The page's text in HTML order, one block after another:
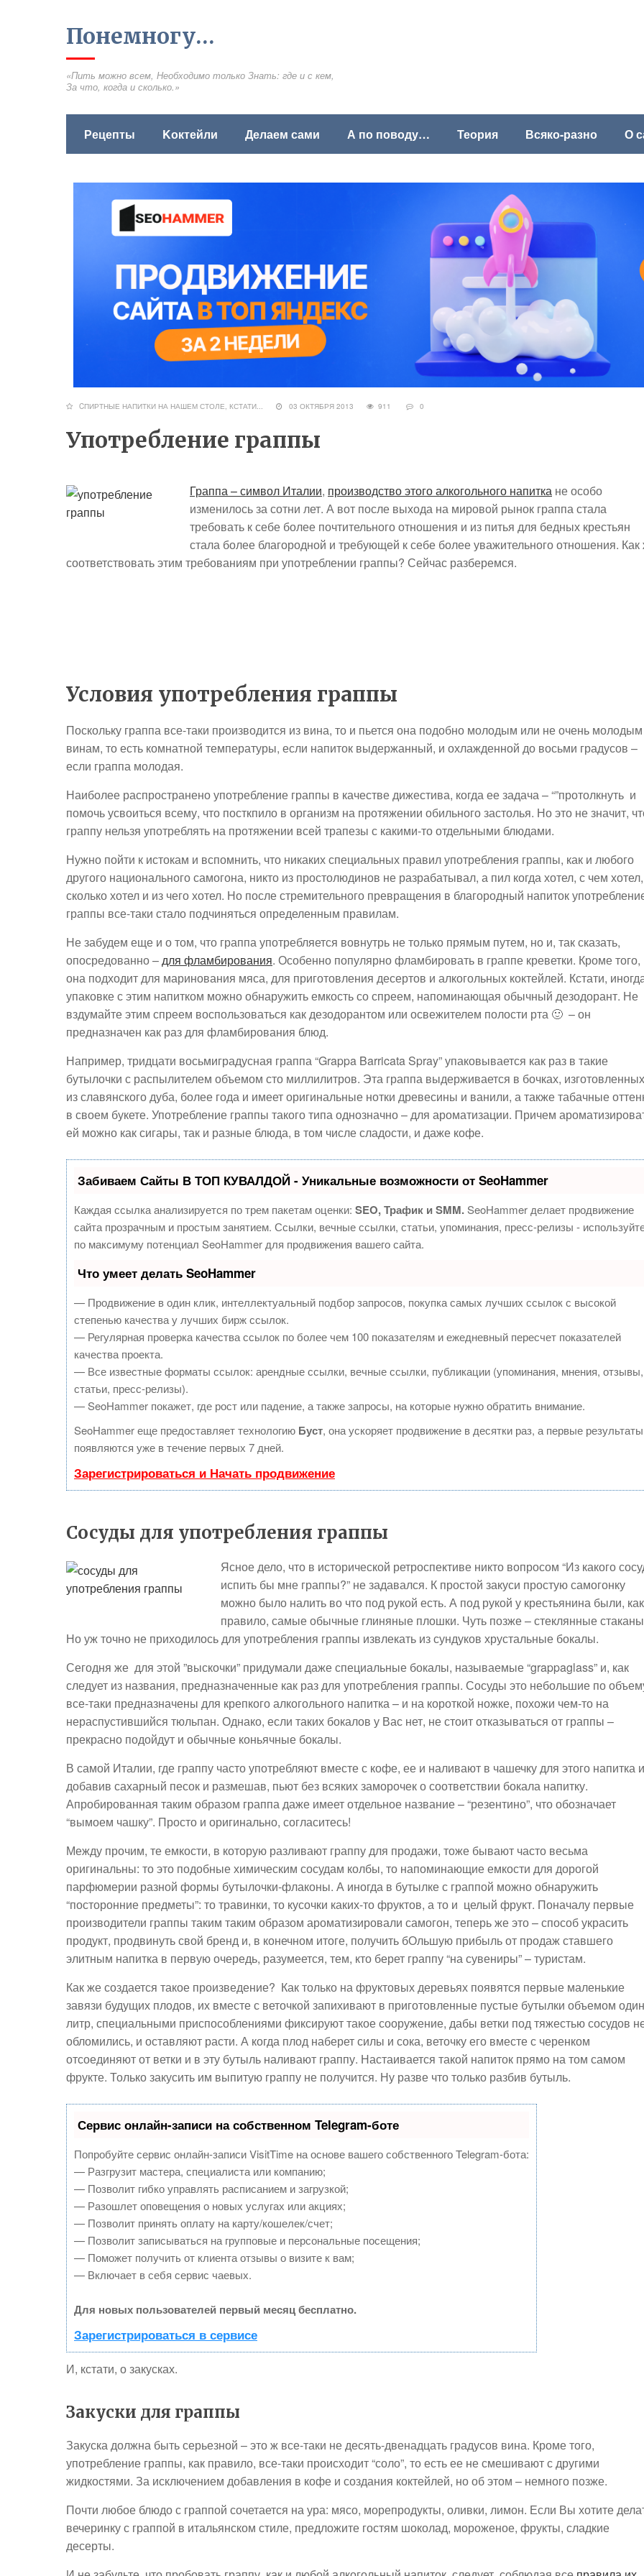
Понемногу…
«Пить можно всем, Необходимо только Знать: где и с кем,
За что, когда и сколько.»
Рецепты Kоктейли Делаем сами А по поводу… Теория Всяко-разно О
CПИРТНЫЕ НАПИТКИ НА НАШЕМ СТОЛЕ, КСТАТИ... 03 ОКТЯБРЯ 2013 911 0
Употребление граппы
Граппа – символ Италии, производство этого алкогольного напитка не особо
изменилось за сотни лет. А вот после выхода на мировой рынок граппа стала
требовать к себе более почтительного отношения и из питья для бедных крестьян
стала более благородной и требующей к себе более уважительного отношения.
соответствовать этим требованиям при употреблении граппы? Сейчас разберемся.
Условия употребления граппы
Поскольку граппа все-таки производится из вина, то и пьется она подобно молодым или не очень молодым
винам, то есть комнатной температуры, если напиток выдержанный, и охлажденной до восьми градусов –
если граппа молодая.
Наиболее распространено употребление граппы в качестве дижестива, когда ее задача – “”протолкнуть и
помочь усвоиться всему, что посткпило в организм на протяжении обильного застолья. Но это не значит,
граппу нельзя употреблять на протяжении всей трапезы с какими-то отдельными блюдами.
Нужно пойти к истокам и вспомнить, что никаких специальных правил употребления граппы, как и любого
другого национального самогона, никто из простолюдинов не разрабатывал, а пил когда хотел, с чем хотел,
сколько хотел и из чего хотел. Но после стремительного превращения в благородный напиток
граппы все-таки стало подчиняться определенным правилам.
Не забудем еще и о том, что граппа употребляется вовнутрь не только прямым путем, но и, так сказать,
опосредованно –для фламбирования. Особенно популярно фламбировать в граппе креветки. Кроме того,
она подходит для маринования мяса, для приготовления десертов и алкогольных коктейлей. Кстати,
упаковке с этим напитком можно обнаружить емкость со спреем, напоминающая обычный дезодорант. Не
вздумайте этим спреем воспользоваться как дезодорантом или освежителем полости рта 🙂 – он
предназначен как раз для фламбирования блюд.
Например, тридцати восьмиградусная граппа “Grappa Barricata Spray” упаковывается как раз в такие
бутылочки с распылителем объемом сто миллилитров. Эта граппа выдерживается в бочках, изготовленных
из славянского дуба, более года и имеет оригинальные нотки древесины и ванили, а также табачные
в своем букете. Употребление граппы такого типа однозначно – для ароматизации. Причем
ей можно как сигары, так и разные блюда, в том числе сладости, и даже кофе.
Забиваем Сайты В ТОП КУВАЛДОЙ - Уникальные возможности от SeoHammer
Каждая ссылка анализируется по трем пакетам оценки: SEO, Трафик и SMM.SeoHammer делает продвижение
сайта прозрачным и простым занятием. Ссылки, вечные ссылки, статьи, упоминания, пресс-релизы -
по максимуму потенциал SeoHammer для продвижения вашего сайта.
Что умеет делать SeoHammer
— Продвижение в один клик, интеллектуальный подбор запросов, покупка самых лучших ссылок с высокой
степенью качества у лучших бирж ссылок.
— Регулярная проверка качества ссылок по более чем 100 показателям и ежедневный пересчет показателей
качества проекта.
— Все известные форматы ссылок: арендные ссылки, вечные ссылки, публикации (упоминания, мнения, отзывы,
статьи, пресс-релизы).
— SeoHammer покажет, где рост или падение, а также запросы, на которые нужно обратить внимание.
SeoHammer еще предоставляет технологию Буст, она ускоряет продвижение в десятки раз, а первые результаты
появляются уже в течение первых 7 дней.
Зарегистрироваться и Начать продвижение
Сосуды для употребления граппы
Ясное дело, что в исторической ретроспективе никто вопросом “Из какого
испить бы мне граппы?” не задавался. К простой закуси простую самогонку
можно было налить во что под рукой есть. А под рукой у крестьянина были, как
правило, самые обычные глиняные плошки. Чуть позже – стеклянные
Но уж точно не приходилось для употребления граппы извлекать из сундуков хрустальные бокалы.
Сегодня же для этой ”выскочки” придумали даже специальные бокалы, называемые “grappaglass” и, как
следует из названия, предназначенные как раз для употребления граппы. Сосуды это небольшие по
все-таки предназначены для крепкого алкогольного напитка – и на короткой ножке, похожи чем-то на
нераспустившийся тюльпан. Однако, если таких бокалов у Вас нет, не стоит отказываться от граппы –
прекрасно подойдут и обычные коньячные бокалы.
В самой Италии, где граппу часто употребляют вместе с кофе, ее и наливают в чашечку для этого напитка
добавив сахарный песок и размешав, пьют без всяких заморочек о соответствии бокала напитку.
Апробированная таким образом граппа даже имеет отдельное название – “резентино”, что обозначает
“вымоем чашку”. Просто и оригинально, согласитесь!
Между прочим, те емкости, в которую разливают граппу для продажи, тоже бывают часто весьма
оригинальны: то это подобные химическим сосудам колбы, то напоминающие емкости для дорогой
парфюмерии разной формы бутылочки-флаконы. А иногда в бутылке с граппой можно обнаружить
“посторонние предметы”: то травинки, то кусочки каких-то фруктов, а то и целый фрукт. Поначалу первые
производители граппы таким таким образом ароматизировали самогон, теперь же это – способ украсить
продукт, продвинуть свой бренд и, в конечном итоге, получить бОльшую прибыль от продаж ставшего
элитным напитка в первую очередь, разумеется, тем, кто берет граппу “на сувениры” – туристам.
Как же создается такое произведение? Как только на фруктовых деревьях появятся первые маленькие
завязи будущих плодов, их вместе с веточкой запихивают в приготовленные пустые бутылки объемом один
литр, специальными приспособлениями фиксируют такое сооружение, дабы ветки под тяжестью сосудов
обломились, и оставляют расти. А когда плод наберет силы и сока, веточку его вместе с черенком
отсоединяют от ветки и в эту бутыль наливают граппу. Настаивается такой напиток прямо на том самом
фрукте. Только закусить им выпитую граппу не получится. Ну разве что только разбив бутыль.
Сервис онлайн-записи на собственном Telegram-боте
Попробуйте сервис онлайн-записи VisitTime на основе вашего собственного Telegram-бота:
— Разгрузит мастера, специалиста или компанию;
— Позволит гибко управлять расписанием и загрузкой;
— Разошлет оповещения о новых услугах или акциях;
— Позволит принять оплату на карту/кошелек/счет;
— Позволит записываться на групповые и персональные посещения;
— Поможет получить от клиента отзывы о визите к вам;
— Включает в себя сервис чаевых.
Для новых пользователей первый месяц бесплатно.
Зарегистрироваться в сервисе
И, кстати, о закусках.
Закуски для граппы
Закуска должна быть серьезной – это ж все-таки не десять-двенадцать градусов вина. Кроме того,
употребление граппы, как правило, все-таки происходит “соло”, то есть ее не смешивают с другими
жидкостями. За исключением добавления в кофе и создания коктейлей, но об этом – немного позже.
Почти любое блюдо с граппой сочетается на ура: мясо, морепродукты, оливки, лимон. Если Вы хотите
вечеринку с граппой в итальянском стиле, предложите гостям шоколад, мороженое, фрукты, сладкие
десерты.